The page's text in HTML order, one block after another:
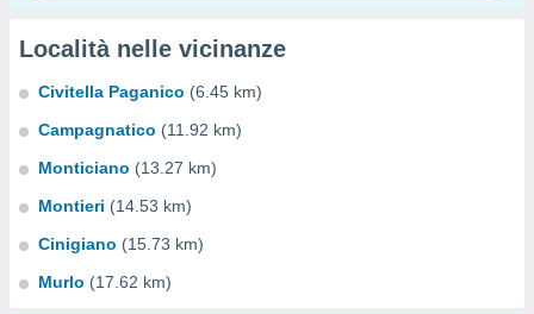
Località nelle vicinanze
Civitella Paganico (6.45 km)
Campagnatico (11.92 km)
Monticiano (13.27 km)
Montieri (14.53 km)
Cinigiano (15.73 km)
Murlo (17.62 km)